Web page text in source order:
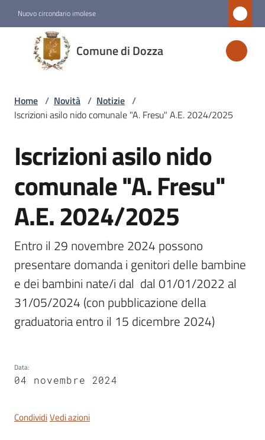
Nuovo circondario imolese
Comune di Dozza
Comune
di
Dozza
Novità
Servizi
Vivere
Dozza
Servizi
Tutti
argomenti
Home / Novità / Notizie /
Iscrizioni asilo nido comunale "A. Fresu" A.E. 2024/2025
Salta al contenuto
Iscrizioni asilo nido
comunale "A. Fresu"
A.E. 2024/2025
Entro il 29 novembre 2024 possono
presentare domanda i genitori delle bambine
e dei bambini nate/i dal  dal 01/01/2022 al
31/05/2024 (con pubblicazione della
graduatoria entro il 15 dicembre 2024)
Data:
04 novembre 2024
CondividiVedi azioni